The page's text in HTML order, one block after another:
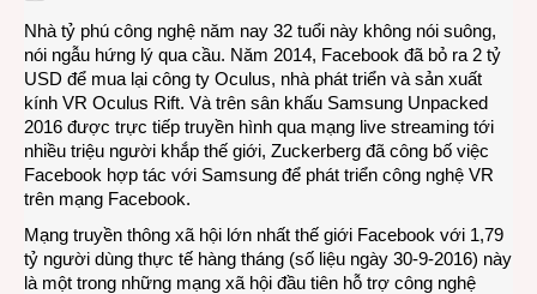
Nhà tỷ phú công nghệ năm nay 32 tuổi này không nói suông,
nói ngẫu hứng lý qua cầu. Năm 2014, Facebook đã bỏ ra 2 tỷ
USD để mua lại công ty Oculus, nhà phát triển và sản xuất
kính VR Oculus Rift. Và trên sân khấu Samsung Unpacked
2016 được trực tiếp truyền hình qua mạng live streaming tới
nhiều triệu người khắp thế giới, Zuckerberg đã công bố việc
Facebook hợp tác với Samsung để phát triển công nghệ VR
trên mạng Facebook.
Mạng truyền thông xã hội lớn nhất thế giới Facebook với 1,79
tỷ người dùng thực tế hàng tháng (số liệu ngày 30-9-2016) này
là một trong những mạng xã hội đầu tiên hỗ trợ công nghệ